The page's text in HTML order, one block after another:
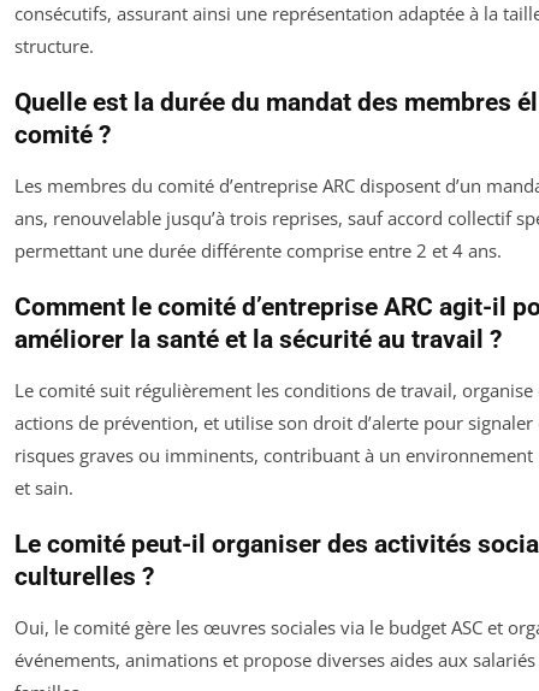
consécutifs, assurant ainsi une représentation adaptée à la
structure.
Quelle est la durée du mandat des membres
comité ?
Les membres du comité d’entreprise ARC disposent d’un
ans, renouvelable jusqu’à trois reprises, sauf accord collectif
permettant une durée différente comprise entre 2 et 4 ans.
Comment le comité d’entreprise ARC agit-il
améliorer la santé et la sécurité au travail ?
Le comité suit régulièrement les conditions de travail, organise
actions de prévention, et utilise son droit d’alerte pour signaler
risques graves ou imminents, contribuant à un environnement
et sain.
Le comité peut-il organiser des activités
culturelles ?
Oui, le comité gère les œuvres sociales via le budget ASC et
événements, animations et propose diverses aides aux